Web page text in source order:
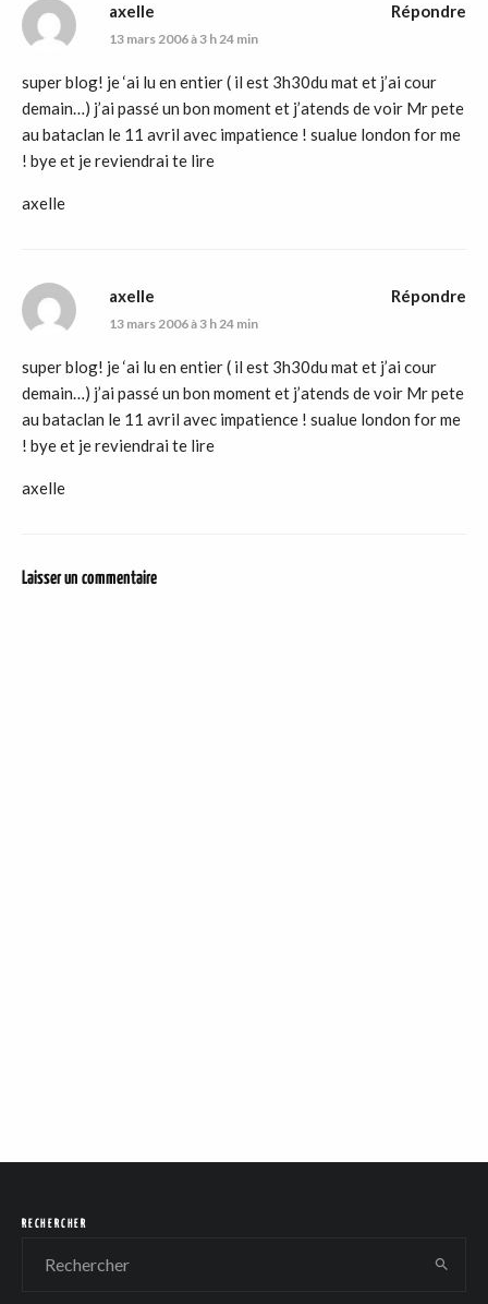
axelle
13 mars 2006 à 3 h 24 min
super blog! je ‘ai lu en entier ( il est 3h30du mat et j’ai cour
demain…) j’ai passé un bon moment et j’atends de voir Mr pete
au bataclan le 11 avril avec impatience ! sualue london for me
! bye et je reviendrai te lire
axelle
Répondre
axelle
13 mars 2006 à 3 h 24 min
super blog! je ‘ai lu en entier ( il est 3h30du mat et j’ai cour
demain…) j’ai passé un bon moment et j’atends de voir Mr pete
au bataclan le 11 avril avec impatience ! sualue london for me
! bye et je reviendrai te lire
axelle
Répondre
Laisser un commentaire
RECHERCHER